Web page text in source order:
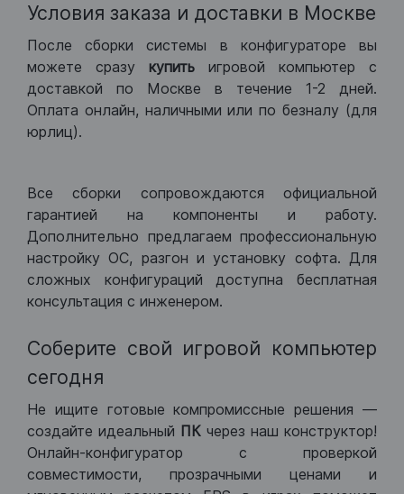
Условия заказа и доставки в Москве
После сборки системы в конфигураторе вы
можете сразу купить игровой компьютер с
доставкой по Москве в течение 1-2 дней.
Оплата онлайн, наличными или по безналу (для
юрлиц).
Все сборки сопровождаются официальной
гарантией на компоненты и работу.
Дополнительно предлагаем профессиональную
настройку ОС, разгон и установку софта. Для
сложных конфигураций доступна бесплатная
консультация с инженером.
Соберите свой игровой компьютер
сегодня
Не ищите готовые компромиссные решения —
создайте идеальный ПК через наш конструктор!
Онлайн-конфигуратор с проверкой
совместимости, прозрачными ценами и